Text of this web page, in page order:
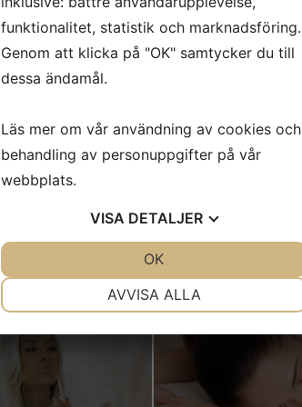
BOKA TID ONLINE
BOKA TID ONLINE
funktionalitet, statistik och marknadsföring.
Genom att klicka på "OK" samtycker du till
dessa ändamål.
Läs mer om vår användning av cookies och
behandling av personuppgifter på vår
webbplats.
VISA DETALJER
MARKNADSFÖRING
AVVISA ALLA
OK